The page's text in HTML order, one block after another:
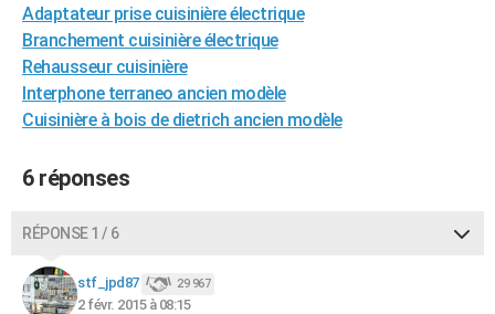
Alimentation
Guide de la santé
Maladies
Médicaments
Sommeil
VOYAGE
PHOTO
GUIDES D'ACHAT
CARTE DE VOEUX
Carte de Noël
Carte Bonne année
Carte Saint-Valentin
Carte Pâques
Carte d'anniversaire
DICTIONNAIRE
Dictionnaire
Biographies
Citations
Expressions
Proverbes
PROGRAMME TV
Adaptateur prise cuisinière électrique
Branchement cuisinière électrique
Rehausseur cuisinière
Interphone terraneo ancien modèle
Cuisinière à bois de dietrich ancien modèle
6 réponses
RÉPONSE 1 / 6
stf_jpd87 29 967
2 févr. 2015 à 08:15